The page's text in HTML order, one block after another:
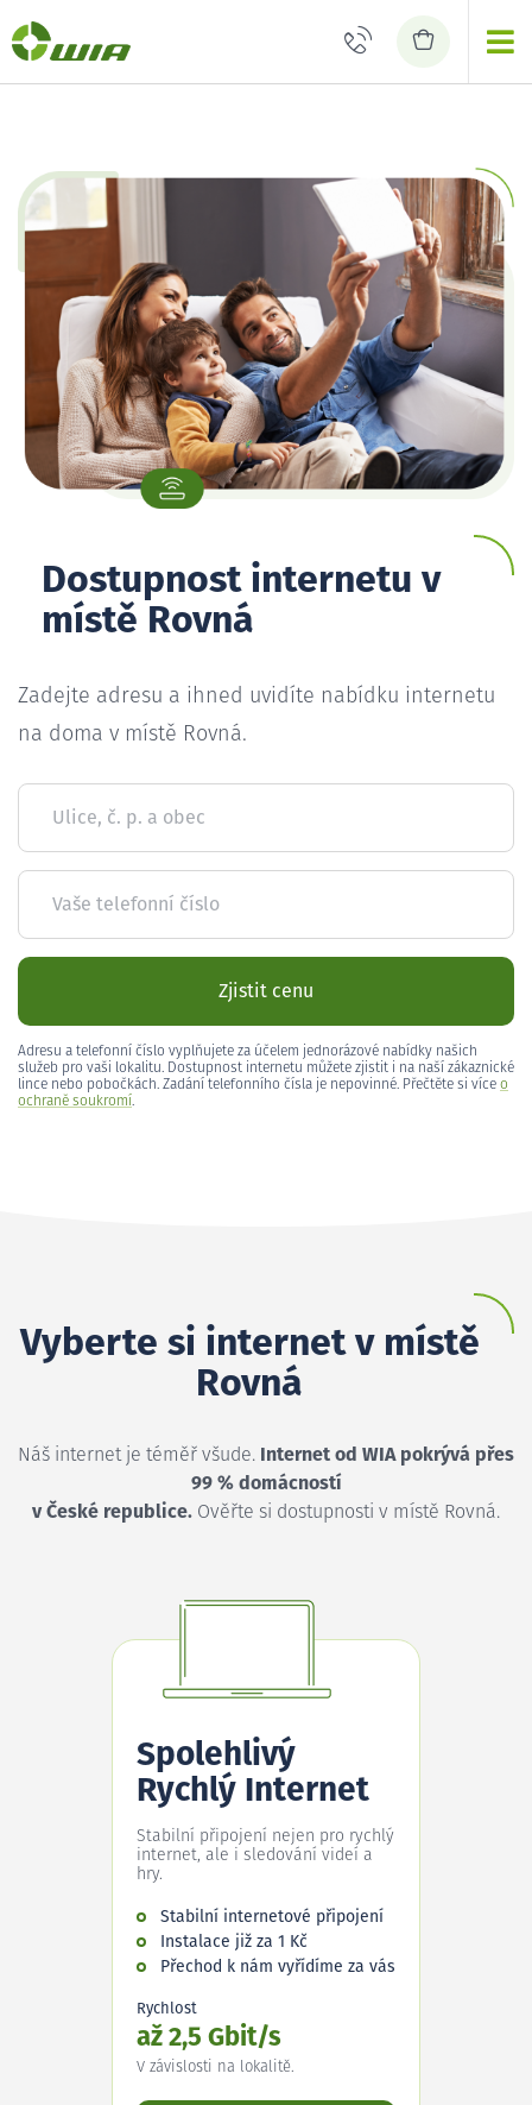
Dostupnost internetu v
místě Rovná
Zadejte adresu a ihned uvidíte nabídku internetu
na doma v místě Rovná.
Ulice, č. p. a obec
Vaše telefonní číslo
Zjistit cenu
Adresu a telefonní číslo vyplňujete za účelem jednorázové nabídky našich
služeb pro vaši lokalitu. Dostupnost internetu můžete zjistit i na naší zákaznické
lince nebo pobočkách. Zadání telefonního čísla je nepovinné. Přečtěte si více o
ochraně soukromí.
Vyberte si internet v místě
Rovná
Náš internet je téměř všude. Internet od WIA pokrývá přes
99 % domácností
v České republice. Ověřte si dostupnosti v místě Rovná.
Spolehlivý
Rychlý Internet
Stabilní připojení nejen pro rychlý
internet, ale i sledování videí a
hry.
Stabilní internetové připojení
Instalace již za 1 Kč
Přechod k nám vyřídíme za vás
Rychlost
až 2,5 Gbit/s
V závislosti na lokalitě.